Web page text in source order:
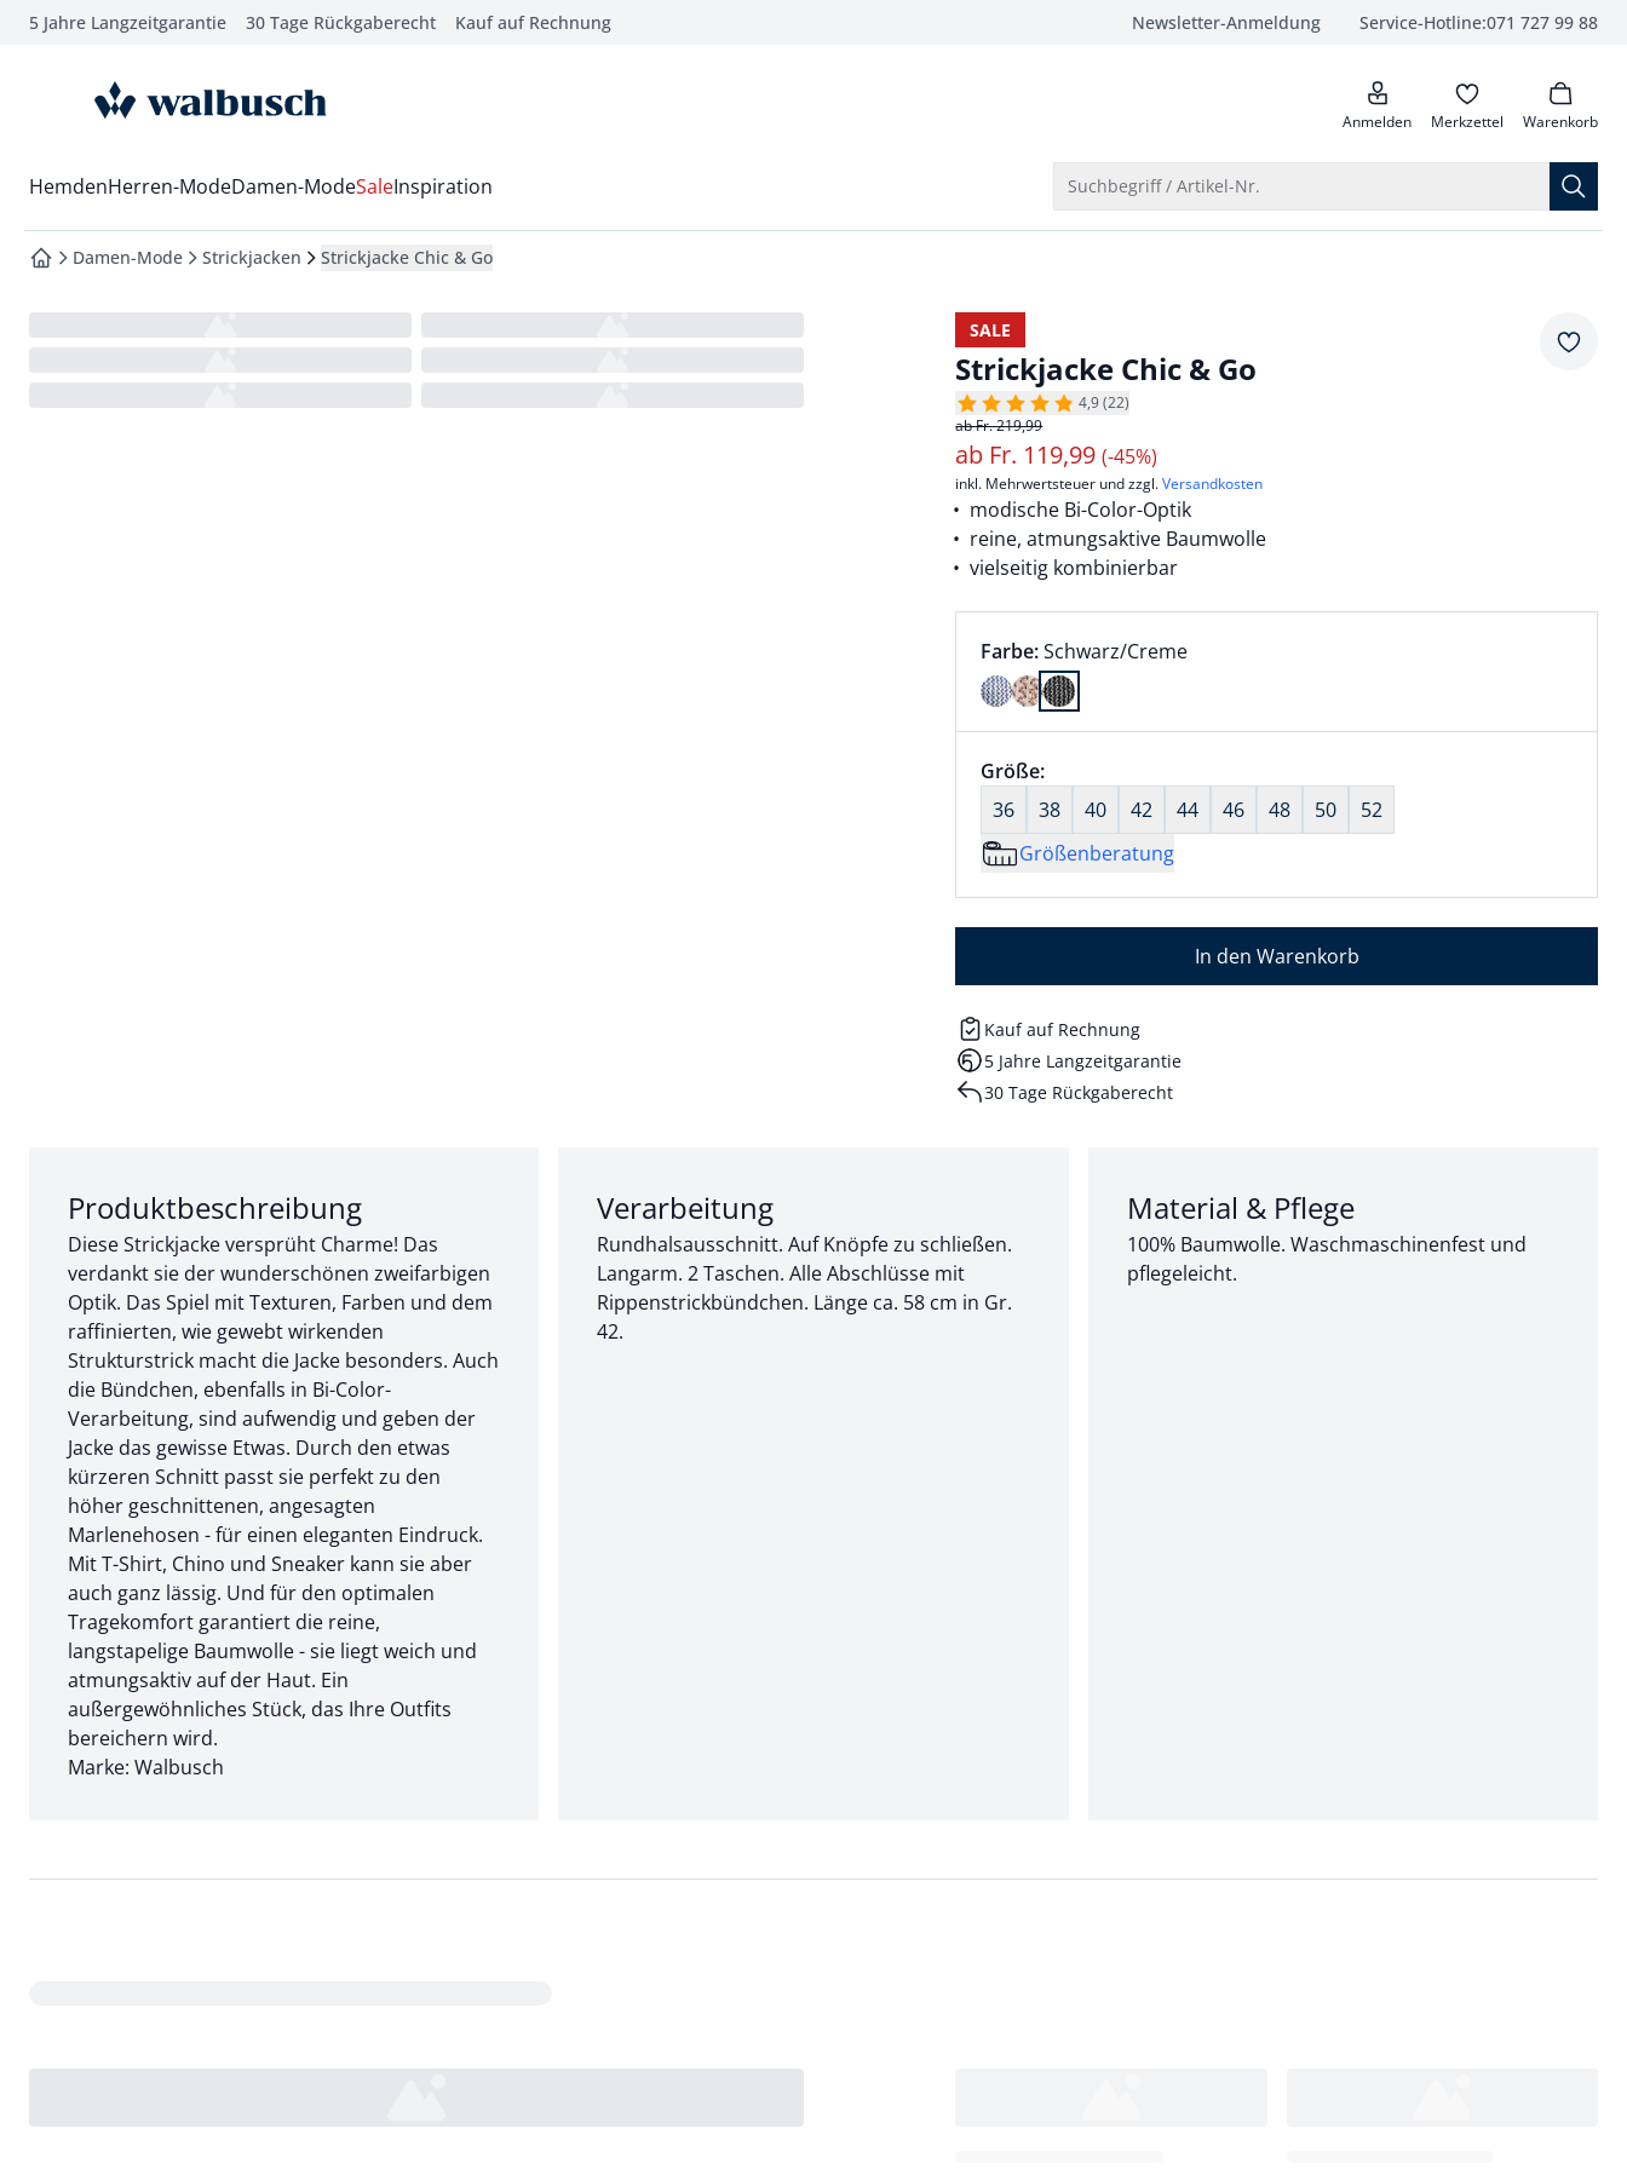
springen
springen
springen
5 Jahre Langzeitgarantie 30 Tage Rückgaberecht Kauf auf Rechnung Newsletter-Anmeldung Service-Hotline:071 727 99 88
anrufen
zur Startseite Anmelden Merkzettel Warenkorb
Wechsel in das Menü mit Pfeil-Runter Taste
HemdenHerren-ModeDamen-ModeSaleInspiration Suchbegriff / Artikel-Nr.
zur Startseite
Damen-Mode Strickjacken Strickjacke Chic & Go
SALE
Strickjacke Chic & Go
4,9 (22)
ab Fr. 219,99
ab Fr. 119,99(-45%)
inkl. Mehrwertsteuer und zzgl.Versandkosten
modische Bi-Color-Optik
reine, atmungsaktive Baumwolle
vielseitig kombinierbar
Farbauswahl:
Farbe:aktuell ausgewählt:
Schwarz/Creme
Farbe Schwarz/Creme ausgewählt
Größenauswahl:
Größe:nichts ausgewählt
36
38 40 42 44 46 48 50
52
Größenberatung
In den Warenkorb
Kauf auf Rechnung
5 Jahre Langzeitgarantie
30 Tage Rückgaberecht
Abschnitt 1 von 3:
Produktbeschreibung
Diese Strickjacke versprüht Charme! Das
verdankt sie der wunderschönen zweifarbigen
Optik. Das Spiel mit Texturen, Farben und dem
raffinierten, wie gewebt wirkenden
Strukturstrick macht die Jacke besonders. Auch
die Bündchen, ebenfalls in Bi-Color-
Verarbeitung, sind aufwendig und geben der
Jacke das gewisse Etwas. Durch den etwas
kürzeren Schnitt passt sie perfekt zu den
höher geschnittenen, angesagten
Marlenehosen - für einen eleganten Eindruck.
Mit T-Shirt, Chino und Sneaker kann sie aber
auch ganz lässig. Und für den optimalen
Tragekomfort garantiert die reine,
langstapelige Baumwolle - sie liegt weich und
atmungsaktiv auf der Haut. Ein
außergewöhnliches Stück, das Ihre Outfits
bereichern wird.
Marke: Walbusch
Abschnitt 2 von 3:
Verarbeitung
Rundhalsausschnitt. Auf Knöpfe zu schließen.
Langarm. 2 Taschen. Alle Abschlüsse mit
Rippenstrickbündchen. Länge ca. 58 cm in Gr.
42.
Abschnitt 3 von 3:
Material & Pflege
100% Baumwolle. Waschmaschinenfest und
pflegeleicht.